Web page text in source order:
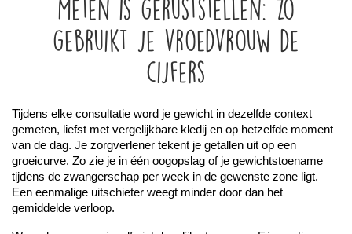
Meten is geruststellen: zo
gebruikt je vroedvrouw de
cijfers
Tijdens elke consultatie word je gewicht in dezelfde context
gemeten, liefst met vergelijkbare kledij en op hetzelfde moment
van de dag. Je zorgverlener tekent je getallen uit op een
groeicurve. Zo zie je in één oogopslag of je gewichtstoename
tijdens de zwangerschap per week in de gewenste zone ligt.
Een eenmalige uitschieter weegt minder door dan het
gemiddelde verloop.